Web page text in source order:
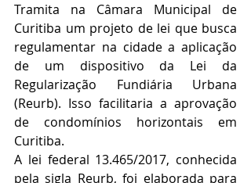
Tramita na Câmara Municipal de
Curitiba um projeto de lei que busca
regulamentar na cidade a aplicação
de um dispositivo da Lei da
Regularização Fundiária Urbana
(Reurb). Isso facilitaria a aprovação
de condomínios horizontais em
Curitiba.
A lei federal 13.465/2017, conhecida
pela sigla Reurb, foi elaborada para